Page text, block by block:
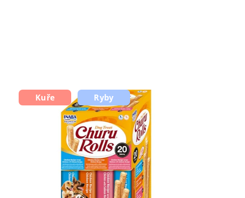
Kuře Ryby